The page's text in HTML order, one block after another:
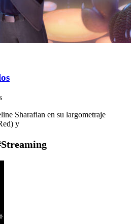
Sharafian en su largometraje
y